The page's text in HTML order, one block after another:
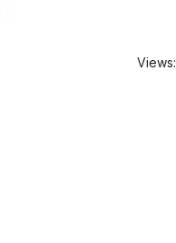
Views: